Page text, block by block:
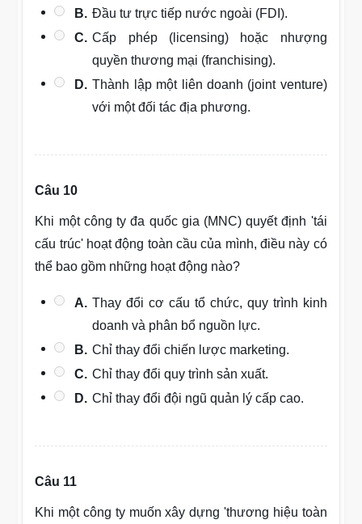
B. Đầu tư trực tiếp nước ngoài (FDI).
C. Cấp phép (licensing) hoặc nhượng
quyền thương mại (franchising).
D. Thành lập một liên doanh (joint venture)
với một đối tác địa phương.
Câu 10
Khi một công ty đa quốc gia (MNC) quyết định 'tái
cấu trúc' hoạt động toàn cầu của mình, điều này có
thể bao gồm những hoạt động nào?
A. Thay đổi cơ cấu tổ chức, quy trình kinh
doanh và phân bổ nguồn lực.
B. Chỉ thay đổi chiến lược marketing.
C. Chỉ thay đổi quy trình sản xuất.
D. Chỉ thay đổi đội ngũ quản lý cấp cao.
Câu 11
Khi một công ty muốn xây dựng 'thương hiệu toàn